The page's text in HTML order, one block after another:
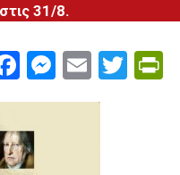
31/8.
Facebook
Email